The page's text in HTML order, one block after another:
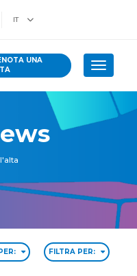
IT
UNA
Toggle
FILTRA PER: